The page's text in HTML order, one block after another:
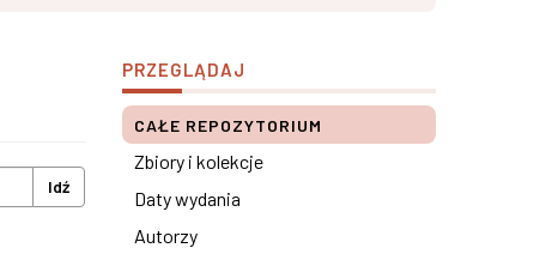
Idź
PRZEGLĄDAJ
CAŁE REPOZYTORIUM
Zbiory i kolekcje
Daty wydania
Autorzy